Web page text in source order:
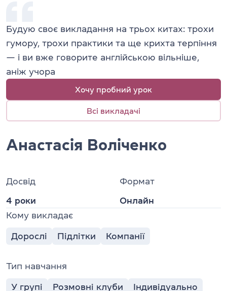
Будую своє викладання на трьох китах: трохи
гумору, трохи практики та ще крихта терпіння
— і ви вже говорите англійською вільніше,
аніж учора
Хочу пробний урок
Всі викладачі
Анастасія Воліченко
Досвід
4 роки
Формат
Онлайн
Кому викладає
Дорослі Підлітки Компанії
Тип навчання
У групі Розмовні клуби Індивідуально